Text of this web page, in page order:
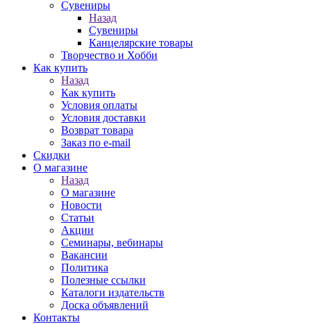
Сувениры
Назад
Сувениры
Канцелярские товары
Творчество и Хобби
Как купить
Назад
Как купить
Условия оплаты
Условия доставки
Возврат товара
Заказ по e-mail
Скидки
О магазине
Назад
О магазине
Новости
Статьи
Акции
Семинары, вебинары
Вакансии
Политика
Полезные ссылки
Каталоги издательств
Доска объявлений
Контакты